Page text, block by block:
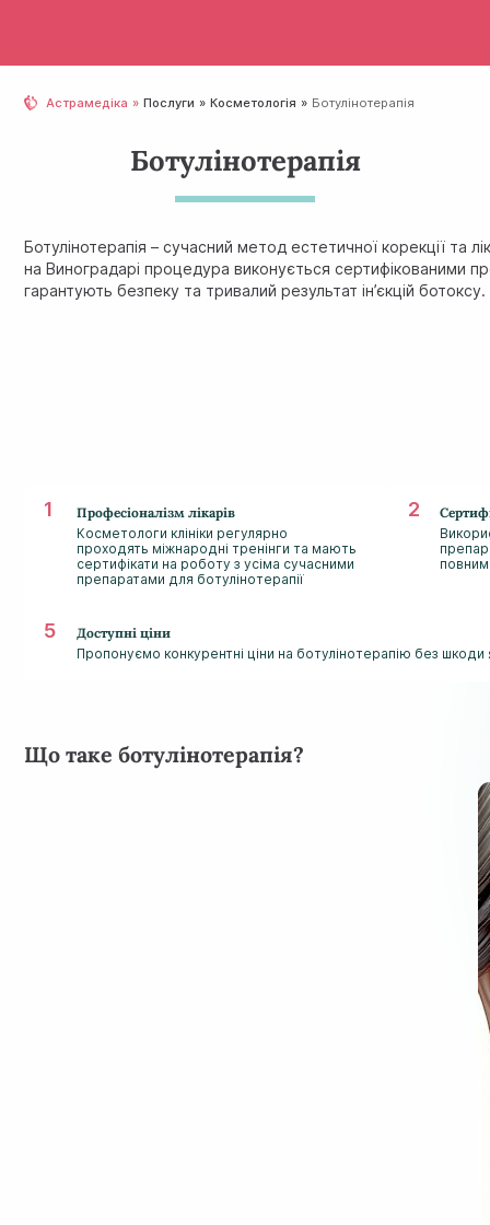
Астрамедіка Послуги Косметологія Ботулінотерапія
Ботулінотерапія
Ботулінотерапія – сучасний метод естетичної корекції та
на Виноградарі процедура виконується сертифікованими
гарантують безпеку та тривалий результат ін’єкцій ботоксу.
Професіоналізм лікарів
Косметологи клініки регулярно
проходять міжнародні тренінги та мають
сертифікати на роботу з усіма сучасними
препаратами для ботулінотерапії
Доступні ціни
Пропонуємо конкурентні ціни на ботулінотерапію без шкоди
Що таке ботулінотерапія?